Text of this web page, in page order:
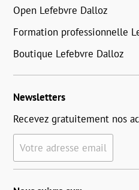
Open Lefebvre Dalloz
Formation professionnelle
Boutique Lefebvre Dalloz
Newsletters
Recevez gratuitement nos
Votre adresse email